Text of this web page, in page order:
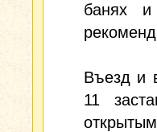
банях
Въезд и
11